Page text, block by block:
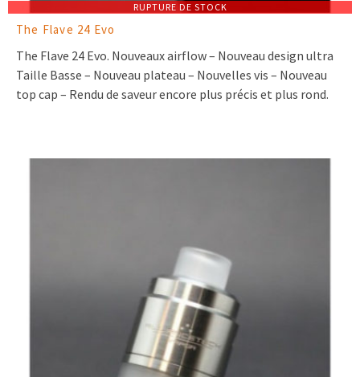
RUPTURE DE STOCK
The Flave 24 Evo
The Flave 24 Evo. Nouveaux airflow – Nouveau design ultra
Taille Basse – Nouveau plateau – Nouvelles vis – Nouveau
top cap – Rendu de saveur encore plus précis et plus rond.